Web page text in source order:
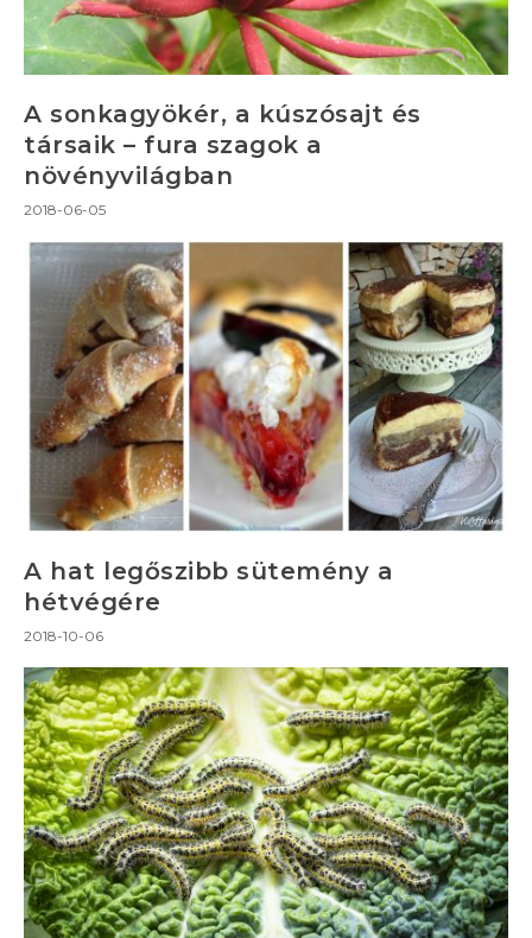
A sonkagyökér, a kúszósajt és
társaik – fura szagok a
növényvilágban
2018-06-05
A hat legőszibb sütemény a
hétvégére
2018-10-06